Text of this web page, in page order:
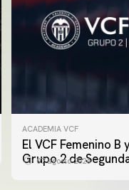
ACADEMIA VCF
El VCF Femenino
Grupo 2 de
07 agosto 2026
PRIMER EQUIPO
ENTRENAMIENTO